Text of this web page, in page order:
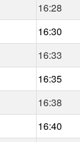
16:28
16:30
16:33
16:35
16:38
16:40